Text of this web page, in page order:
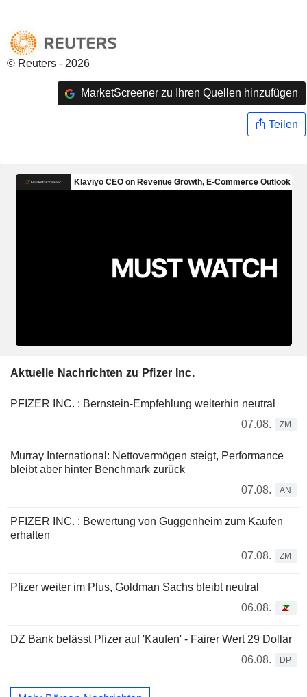
© Reuters - 2026
MarketScreener zu Ihren Quellen hinzufügen
Teilen
Aktuelle Nachrichten zu Pfizer Inc.
PFIZER INC. : Bernstein-Empfehlung weiterhin neutral
07.08.
ZM
Murray International: Nettovermögen steigt, Performance
bleibt aber hinter Benchmark zurück
07.08.
AN
PFIZER INC. : Bewertung von Guggenheim zum Kaufen
erhalten
07.08.
ZM
Pfizer weiter im Plus, Goldman Sachs bleibt neutral
06.08.
DZ Bank belässt Pfizer auf 'Kaufen' - Fairer Wert 29 Dollar
06.08.
DP